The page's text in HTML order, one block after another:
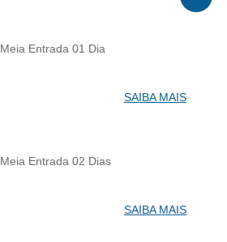
Meia Entrada 01 Dia
SAIBA MAIS
Meia Entrada 02 Dias
SAIBA MAIS